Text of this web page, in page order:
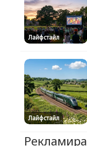
Лайфстайл
Лайфстайл